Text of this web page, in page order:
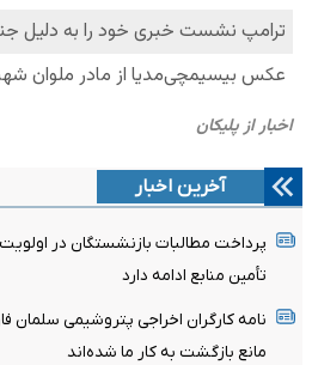
آخرین اخبار
پرداخت مطالبات بازنشستگان در
تأمین منابع ادامه دارد
نامه کارگران اخراجی پتروشیمی سلمان
مانع بازگشت به کار ما شده‌اند